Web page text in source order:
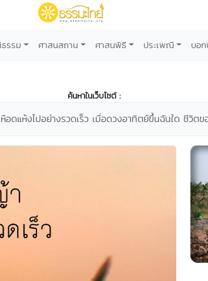
รรม ศาสนสถาน ศาสนพิธี ประเพณี บอ
ค้นหาในเว็บไซต์ :
ดแห้งไปอย่างรวดเร็ว เมื่อดวงอาทิตย์ขึ้นฉันใด ชีวิต